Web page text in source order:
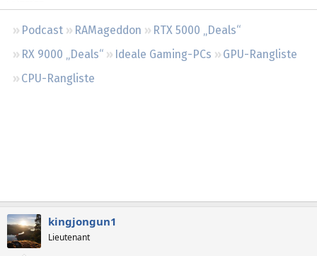
Podcast RAMageddon
RTX 5000 „Deals“
RX 9000 „Deals“
Ideale Gaming-PCs
GPU-Rangliste
CPU-Rangliste
kingjongun1
Lieutenant